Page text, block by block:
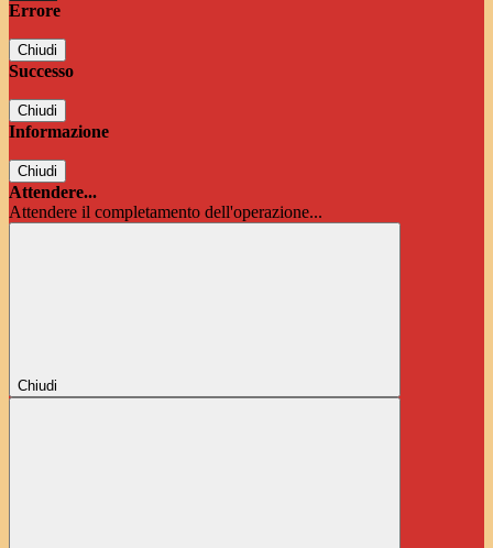
Errore
Chiudi
Successo
Chiudi
Informazione
Chiudi
Attendere...
Attendere il completamento dell'operazione...
Chiudi